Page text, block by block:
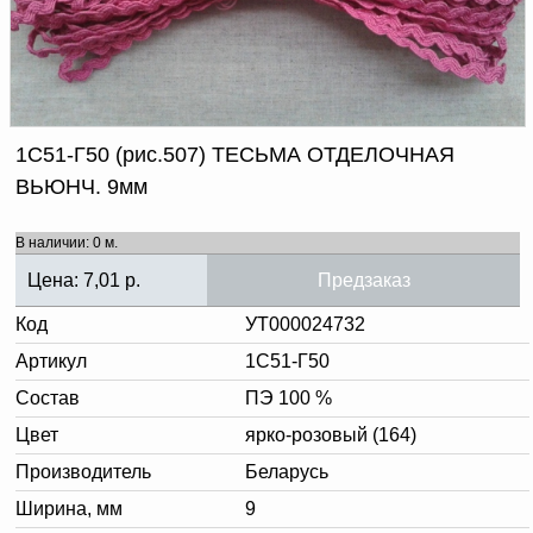
Доверенность на
получение груза
Документы по работе с
персональными данными
Письмо руководителю
Вопросы и ответы
Новости | Статьи
1С51-Г50 (рис.507) ТЕСЬМА ОТДЕЛОЧНАЯ
ВЬЮНЧ. 9мм
В наличии: 0 м.
Цена: 7,01 р. Предзаказ
Код
УТ000024732
Артикул
1С51-Г50
Состав
ПЭ 100 %
Цвет
ярко-розовый (164)
Производитель
Беларусь
Ширина, мм
9
Добавить